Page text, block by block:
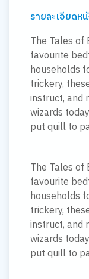
รายละเอียดห
The Tales of
favourite
households
trickery,
instruct, and
wizards
put quill to
The Tales of
favourite
households
trickery,
instruct, and
wizards
put quill to